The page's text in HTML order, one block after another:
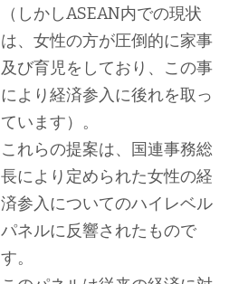
（しかしASEAN内での現状
は、女性の方が圧倒的に家事
及び育児をしており、この事
により経済参入に後れを取っ
ています）。
これらの提案は、国連事務総
長により定められた女性の経
済参入についてのハイレベル
パネルに反響されたもので
す。